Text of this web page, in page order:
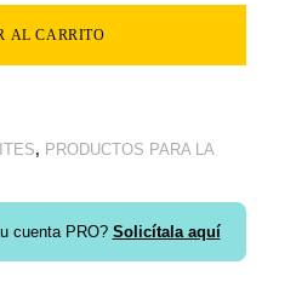
AL CARRITO
, PRODUCTOS PARA LA
cuenta PRO? Solicítala aquí